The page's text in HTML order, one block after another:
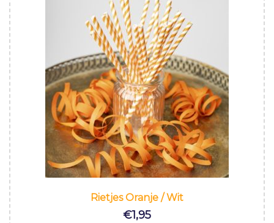
Rietjes Oranje / Wit
€1,95